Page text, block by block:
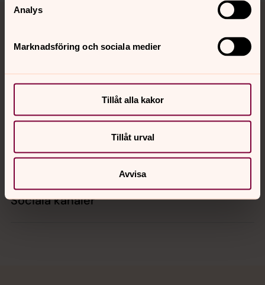
Analys
Marknadsföring och sociala medier
Tillåt alla kakor
Tillåt urval
Avvisa
Tillbaka till toppen
Tillbaka till innehållet
Kalender
Hitta snabbt
Sociala kanaler